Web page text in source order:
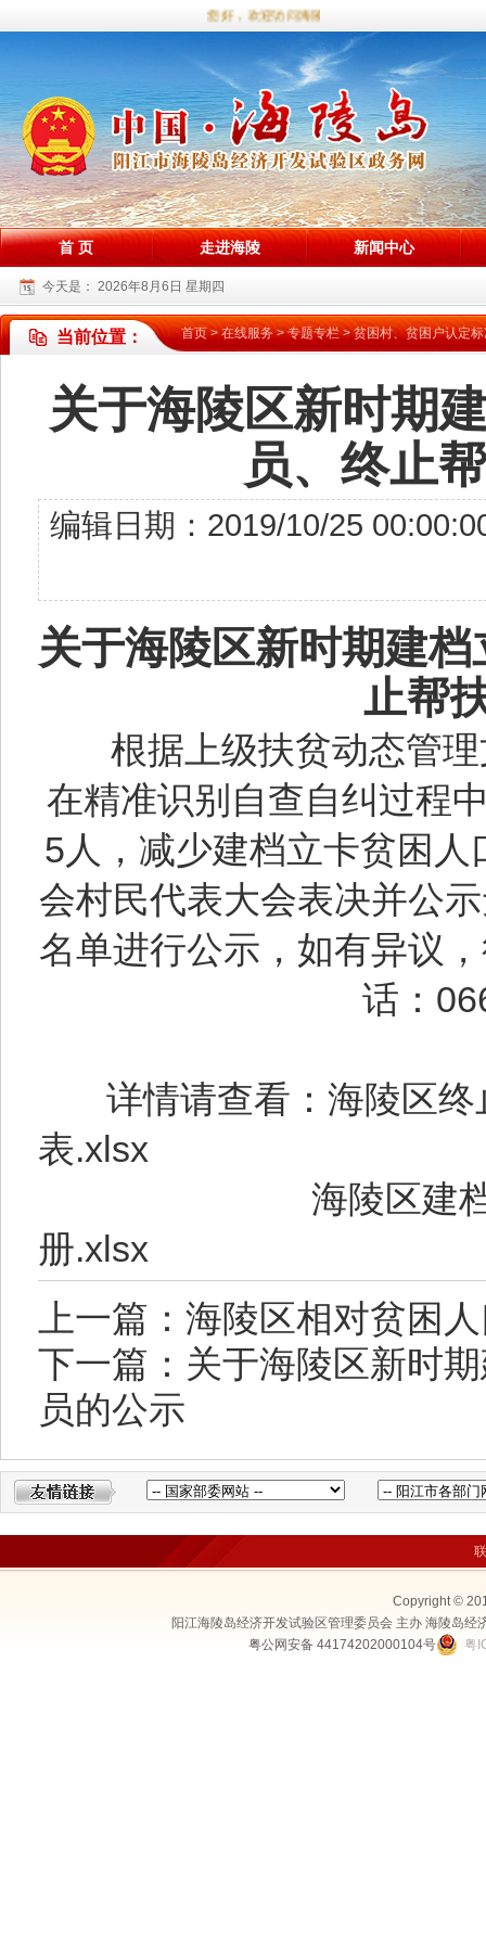
您好，欢迎访问海陵试验区政务网站！
首 页 走进海陵 新闻中心
今天是： 2026年8月6日 星期四
当前位置： 首页>在线服务>专题专栏>贫困村、贫困户认定
关于海陵区新时期
员、终止
编辑日期：2019/10/25
关于海陵区新时期建
止帮
根据上级扶贫动态管
在精准识别自查自纠过程
5人，减少建档立卡贫困
会村民代表大会表决并公
名单进行公示，如有异议
话：
详情请查看： 海陵区终
表.xlsx
海陵区建
册.xlsx
上一篇：海陵区相对贫困
下一篇：关于海陵区新时
员的公示
Copyright ©
阳江海陵岛经济开发试验区管理委员会 主办 海陵岛
粤公网安备 44174202000104号
粤